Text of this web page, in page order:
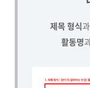
제목 형식과
활동명